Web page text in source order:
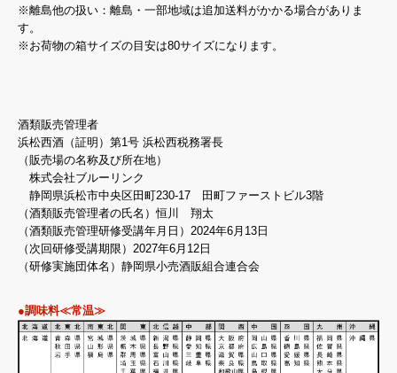
※離島他の扱い：離島・一部地域は追加送料がかかる場合がありま
す。
※お荷物の箱サイズの目安は80サイズになります。
酒類販売管理者
浜松西酒（証明）第1号 浜松西税務署長
（販売場の名称及び所在地）
株式会社ブルーリンク
静岡県浜松市中央区田町230-17 田町ファーストビル3階
（酒類販売管理者の氏名）恒川 翔太
（酒類販売管理研修受講年月日）2024年6月13日
（次回研修受講期限）2027年6月12日
（研修実施団体名）静岡県小売酒販組合連合会
●調味料≪常温≫